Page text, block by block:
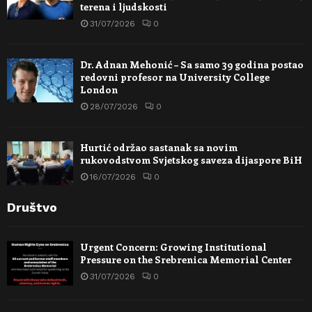
terena i ljudskosti
31/07/2026 0
Dr. Adnan Mehonić – Sa samo 39 godina postao
redovni profesor na University College
London
28/07/2026 0
Hurtić održao sastanak sa novim
rukovodstvom Svjetskog saveza dijaspore BiH
16/07/2026 0
Društvo
Urgent Concern: Growing Institutional
Pressure on the Srebrenica Memorial Center
31/07/2026 0